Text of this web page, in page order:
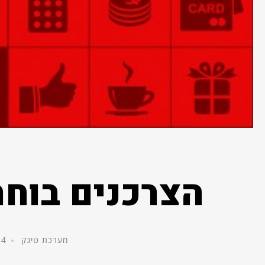
הצרכנים
מערכת טינק 4 במרץ, 2014